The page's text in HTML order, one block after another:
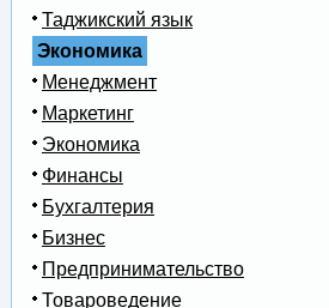
Таджикский язык
Экономика
Менеджмент
Маркетинг
Экономика
Финансы
Бухгалтерия
Бизнес
Предпринимательство
Товароведение